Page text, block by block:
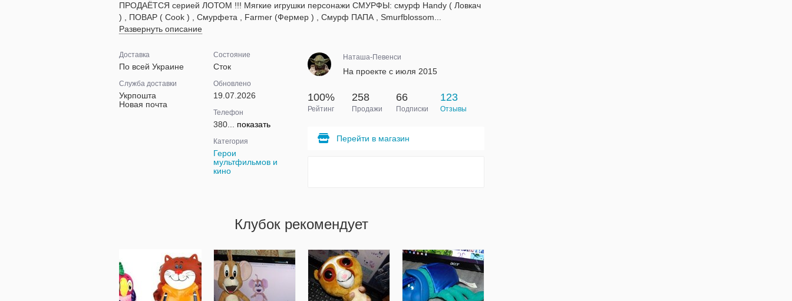
ПРОДАЁТСЯ серией ЛОТОМ !!! Мягкие игрушки персонажи СМУРФЫ: смурф Handy ( Ловкач
) , ПОВАР ( Cook ) , Смурфета , Farmer (Фермер ) , Смурф ПАПА , Smurfblossom...
Развернуть описание
Доставка
По всей Украине
Служба доставки
Укрпошта
Новая почта
Состояние
Сток
Обновлено
19.07.2026
Телефон
380... показать
Категория
Герои
мультфильмов и
кино
Наташа-Певенси
На проекте с июля 2015
100%
Рейтинг
258
Продажи
66
Подписки
123
Отзывы
Перейти в магазин
Клубок рекомендует